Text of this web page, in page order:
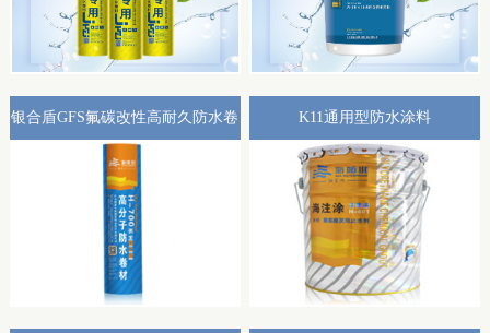
银合盾GFS氟碳改性高耐久防水卷
材外露专用(热熔型)
K11通用型防水涂料